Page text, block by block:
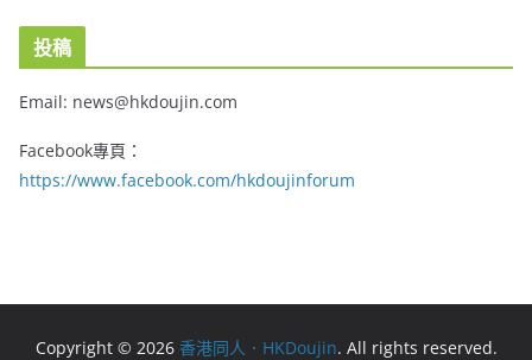
投稿
Email: news@hkdoujin.com
Facebook專頁：
https://www.facebook.com/hkdoujinforum
Copyright © 2026 香港同人．HKDoujin. All rights reserved.